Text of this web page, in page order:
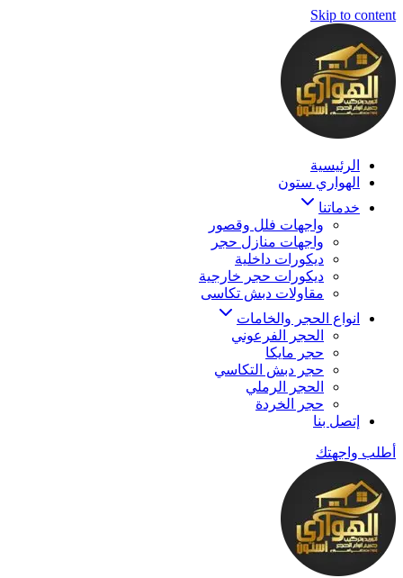
Skip to content
الرئيسية
الهواري ستون
خدماتنا
واجهات فلل وقصور
واجهات منازل حجر
ديكورات داخلية
ديكورات حجر خارجية
مقاولات دبش تكاسى
انواع الحجر والخامات
الحجر الفرعوني
حجر مايكا
حجر دبش التكاسي
الحجر الرملي
حجر الخردة
إتصل بنا
أطلب واجهتك